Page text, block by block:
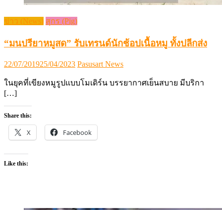
ข่าว (News) สุกร (Pig)
“มนปรียาหมูสด” รับเทรนด์นักช้อปเนื้อหมู ทั้งปลีกส่ง
Posted
22/07/201925/04/2023 Author
Pasusart News
ในยุคที่เขียงหมูรูปแบบโมเดิร์น บรรยากาศเย็นสบาย มีบริกา
[…]
Share this:
X Facebook
Like this: